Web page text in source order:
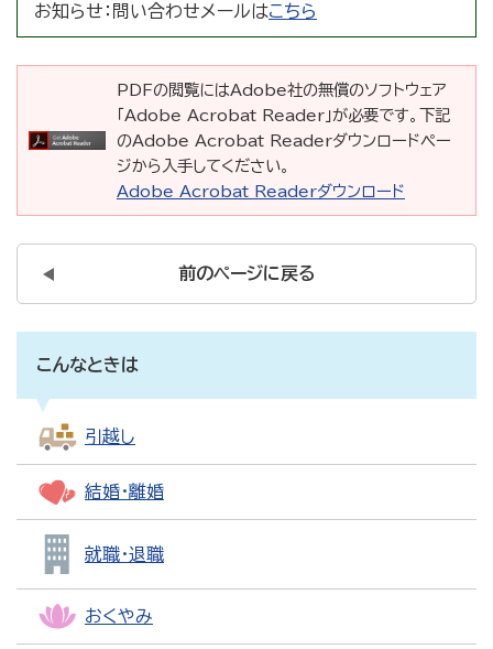
お知らせ： 問い合わせメールはこちら
PDFの閲覧にはAdobe社の無償のソフトウェア
「Adobe Acrobat Reader」が必要です。下記
のAdobe Acrobat Readerダウンロードペー
ジから入手してください。
Adobe Acrobat Readerダウンロード
前のページに戻る
こんなときは
引越し
結婚・離婚
就職・退職
おくやみ